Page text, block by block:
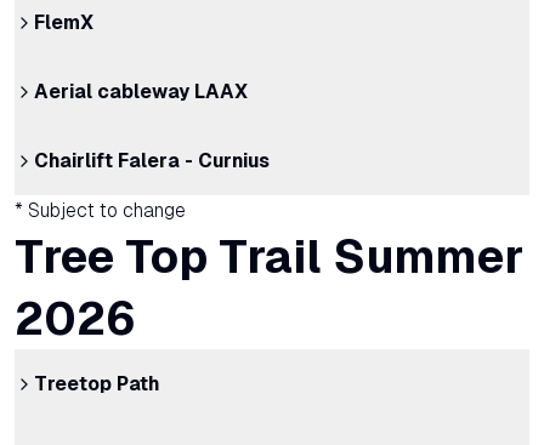
FlemX
Aerial cableway LAAX
Chairlift Falera - Curnius
* Subject to change
Tree Top Trail Summer
2026
Treetop Path